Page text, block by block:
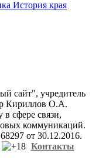
сайт", учредитель
Кириллов О.А.
в сфере связи,
коммуникаций.
от 30.12.2016.
Контакты